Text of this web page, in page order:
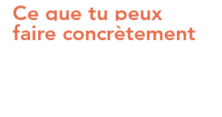
Ce que tu peux
faire concrètement